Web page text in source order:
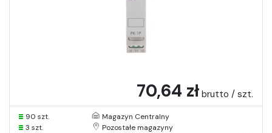
70,64 zł brutto / szt.
90 szt.
Magazyn Centralny
3 szt.
Pozostałe magazyny